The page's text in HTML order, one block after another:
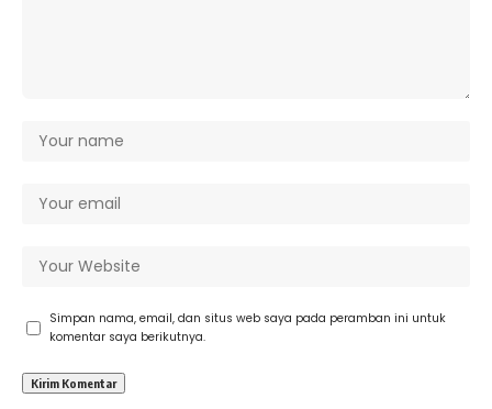
Simpan nama, email, dan situs web saya pada peramban ini untuk
komentar saya berikutnya.